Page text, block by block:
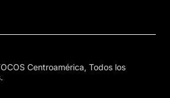
Centroamérica, Todos los